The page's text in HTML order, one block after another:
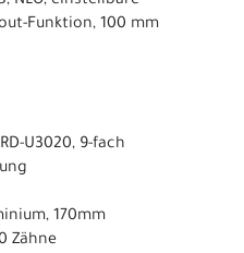
Funktion, 100 mm
U3020, 9-fach
170mm
Zähne